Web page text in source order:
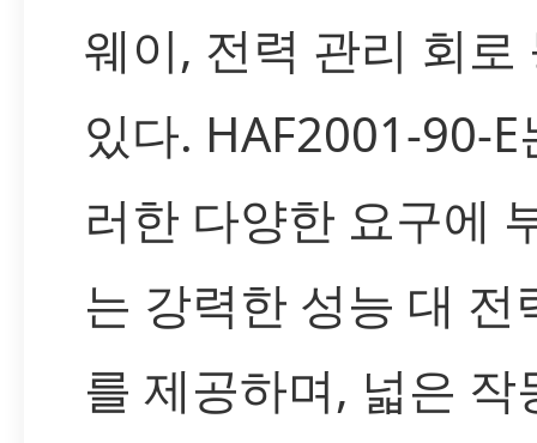
웨이, 전력 관리 회로
있다. HAF2001-90-E
러한 다양한 요구에
는 강력한 성능 대 전
를 제공하며, 넓은 작